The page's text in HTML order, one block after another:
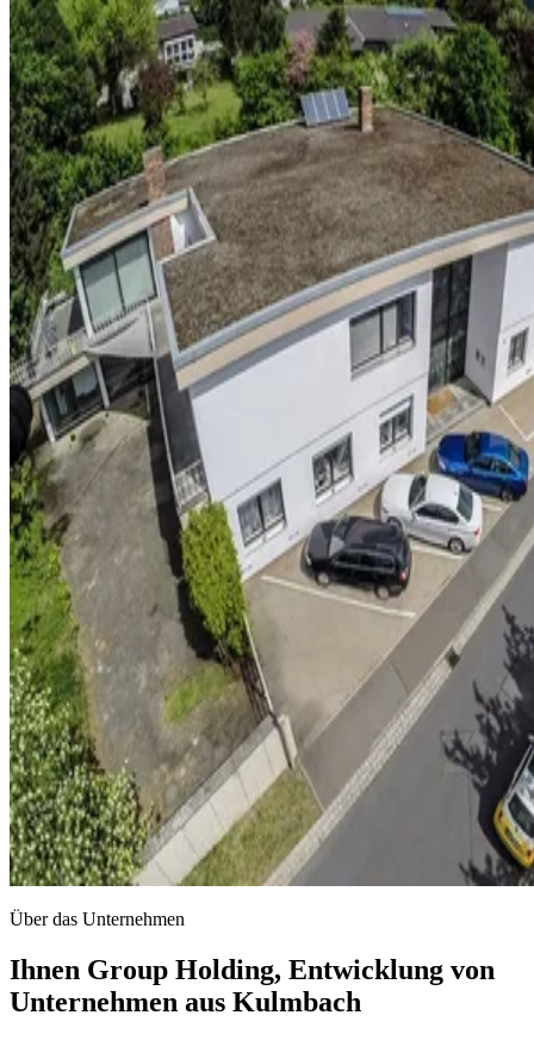
Über das Unternehmen
Ihnen Group Holding, Entwicklung von
Unternehmen aus Kulmbach